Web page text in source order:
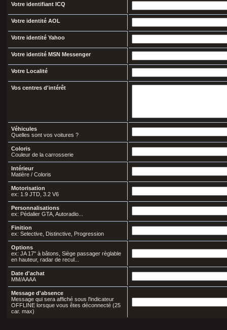
Votre identifiant ICQ
Votre identité AOL
Votre identité Yahoo
Votre identité MSN Messenger
Votre Localité
Vos centres d'intérêt
Véhicules
Quelles sont vos voitures ?
Coloris
Couleur de la carrosserie
Intérieur
Matière / Coloris
Motorisation
ex: 1.9 JTD, 3.2 V6
Personnalisations
ex: Pédalier GTA, Autoradio...
Finition
ex: Selective, Distinctive, Progression
Options
ex: JA 17" à bâtons, Siège passager règlable
en hauteur, radar de recul...
Date d'achat
MM/AAAA
Message d'absence
Message qui sera affiché sous l'indicateur
OFFLINE lorsque vous êtes déconnecté (25
car. max)